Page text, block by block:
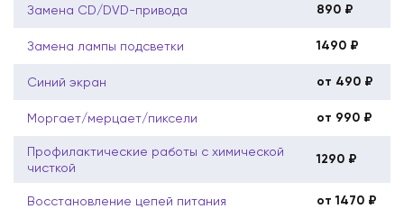
Замена CD/DVD-привода 890 ₽
Замена лампы подсветки 1490 ₽
Синий экран от 490 ₽
Моргает/мерцает/пиксели от 990 ₽
Профилактические работы с химической
чисткой
1290 ₽
Восстановление цепей питания от 1470 ₽